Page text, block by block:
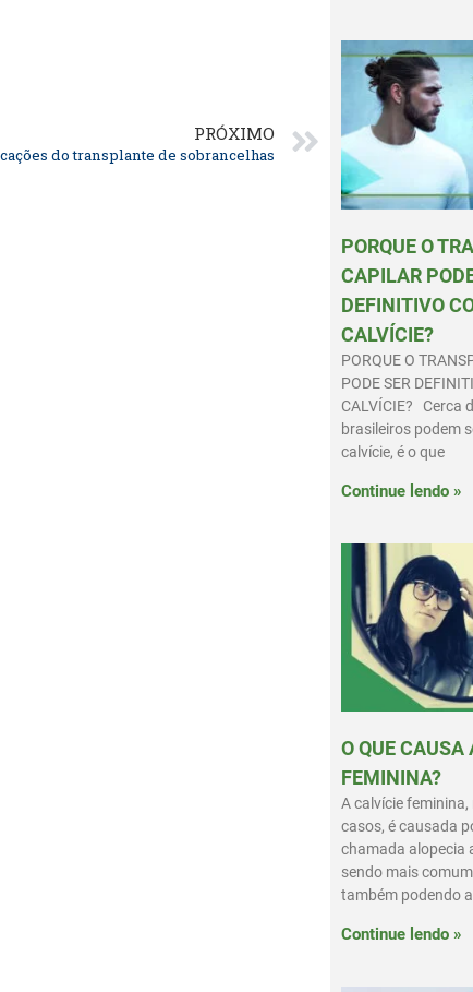
PRÓXIMO
do transplante de sobrancelhas
PORQUE O
CAPILAR
DEFINITIVO
CALVÍCIE?
PORQUE O
PODE SER
CALVÍCIE? Cerca
brasileiros podem
calvície, é o que
Continue lendo »
O QUE CAUSA
FEMININA?
A calvície
casos, é causada
chamada alopecia
sendo mais
também podendo
Continue lendo »